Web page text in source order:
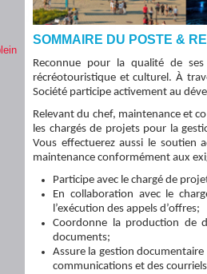
SOMMAIRE DU POSTE &
Reconnue pour la qualité de
récréotouristique et culturel. À
Société participe activement au
Relevant du chef, maintenance et
les chargés de projets pour la
Vous effectuerez aussi le soutien
maintenance conformément aux
Participe avec le chargé de
En collaboration avec le
l’exécution des appels d’offres;
Coordonne la production de
documents;
Assure la gestion
communications et des